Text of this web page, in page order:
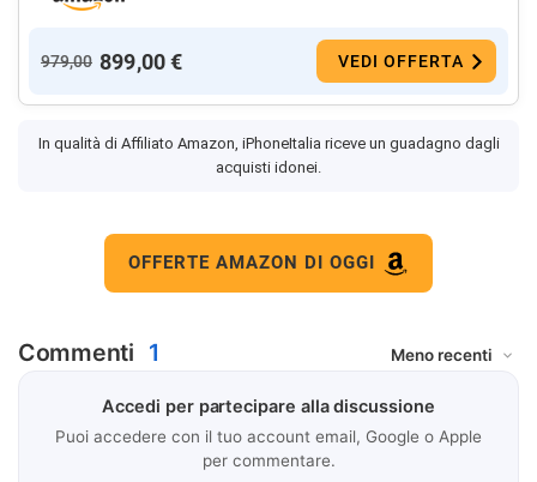
979,00 899,00 € VEDI OFFERTA
In qualità di Affiliato Amazon, iPhoneItalia riceve un guadagno dagli
acquisti idonei.
OFFERTE AMAZON DI OGGI
Commenti 1
Accedi per partecipare alla discussione
Puoi accedere con il tuo account email, Google o Apple
per commentare.